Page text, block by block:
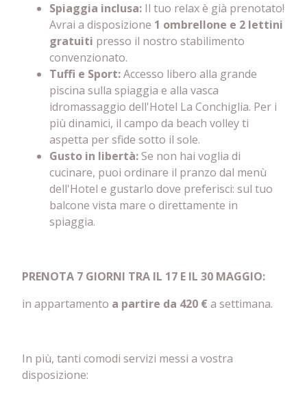
Spiaggia inclusa: Il tuo relax è già prenotato!
Avrai a disposizione 1 ombrellone e 2 lettini
gratuiti presso il nostro stabilimento
convenzionato.
Tuffi e Sport:Accesso libero alla grande
piscina sulla spiaggia e alla vasca
idromassaggio dell'Hotel La Conchiglia. Per i
più dinamici, il campo da beach volley ti
aspetta per sfide sotto il sole.
Gusto in libertà: Se non hai voglia di
cucinare, puoi ordinare il pranzo dal menù
dell'Hotel e gustarlo dove preferisci: sul tuo
balcone vista mare o direttamente in
spiaggia.
PRENOTA 7 GIORNI TRA IL 17 E IL 30 MAGGIO:
in appartamento a partire da 420 € a settimana.
In più, tanti comodi servizi messi a vostra
disposizione: